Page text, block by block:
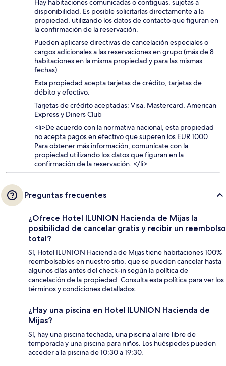
Hay habitaciones comunicadas o contiguas, sujetas a
disponibilidad. Es posible solicitarlas directamente a la
propiedad, utilizando los datos de contacto que figuran en
la confirmación de la reservación.
Pueden aplicarse directivas de cancelación especiales o
cargos adicionales a las reservaciones en grupo (más de 8
habitaciones en la misma propiedad y para las mismas
fechas).
Esta propiedad acepta tarjetas de crédito, tarjetas de
débito y efectivo.
Tarjetas de crédito aceptadas: Visa, Mastercard, American
Express y Diners Club
<li>De acuerdo con la normativa nacional, esta propiedad
no acepta pagos en efectivo que superen los EUR 1000.
Para obtener más información, comunícate con la
propiedad utilizando los datos que figuran en la
confirmación de la reservación. </li>
Preguntas frecuentes
¿Ofrece Hotel ILUNION Hacienda de Mijas la
posibilidad de cancelar gratis y recibir un reembolso
total?
Sí, Hotel ILUNION Hacienda de Mijas tiene habitaciones 100%
reembolsables en nuestro sitio, que se pueden cancelar hasta
algunos días antes del check-in según la política de
cancelación de la propiedad. Consulta esta política para ver los
términos y condiciones detallados.
¿Hay una piscina en Hotel ILUNION Hacienda de
Mijas?
Sí, hay una piscina techada, una piscina al aire libre de
temporada y una piscina para niños. Los huéspedes pueden
acceder a la piscina de 10:30 a 19:30.